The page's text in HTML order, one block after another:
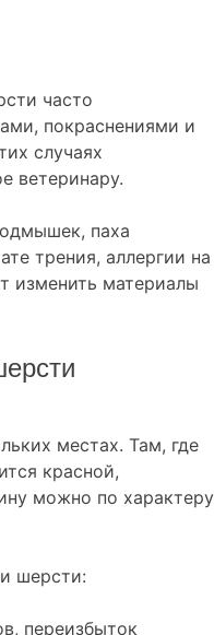
часто
покраснениями и
случаях
ветеринару.
паха
трения, аллергии на
изменить материалы
местах. Там, где
красной,
можно по характеру
шерсти:
переизбыток